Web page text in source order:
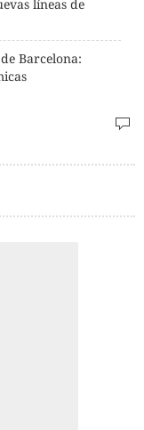
líneas de
Barcelona: